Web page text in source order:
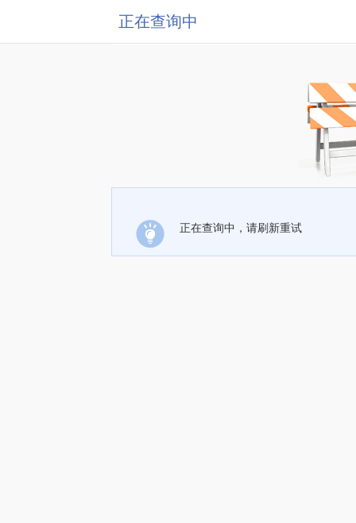
正在查询中
正在查询中，请刷新重试